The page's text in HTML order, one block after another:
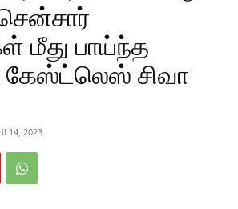
மீது பாய்ந்த
கேஸ்ட்லெஸ் சிவா
14, 2023